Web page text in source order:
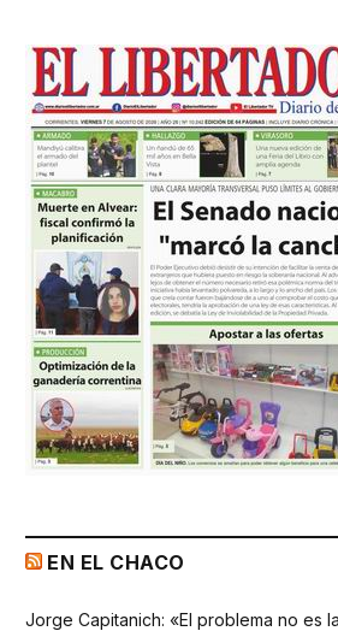
EN EL CHACO
Jorge Capitanich: «El problema no es